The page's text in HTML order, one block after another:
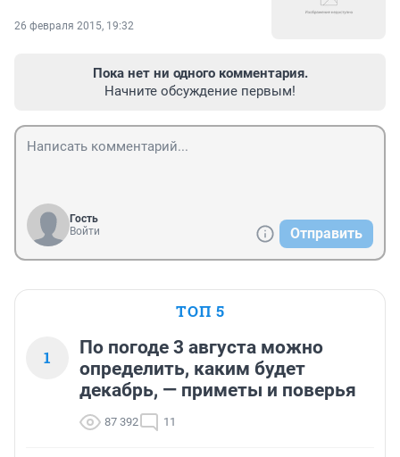
26 февраля 2015, 19:32
Пока нет ни одного комментария.
Начните обсуждение первым!
Гость
Войти
Отправить
ТОП 5
1
По погоде 3 августа можно
определить, каким будет
декабрь, — приметы и поверья
87 392 11